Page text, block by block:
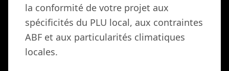
la conformité de votre projet aux
spécificités du PLU local, aux contraintes
ABF et aux particularités climatiques
locales.